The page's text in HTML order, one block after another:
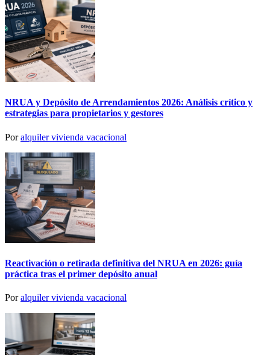
NRUA y Depósito de Arrendamientos 2026: Análisis crítico y
estrategias para propietarios y gestores
Poralquiler vivienda vacacional
Reactivación o retirada definitiva del NRUA en 2026: guía
práctica tras el primer depósito anual
Poralquiler vivienda vacacional